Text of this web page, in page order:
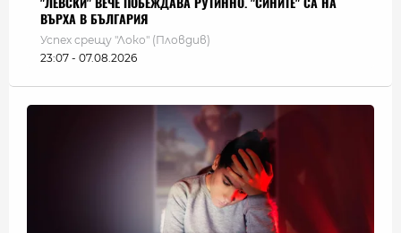
ВЪРХА В БЪЛГАРИЯ
Успех срещу "Локо" (Пловдив)
23:07 - 07.08.2026